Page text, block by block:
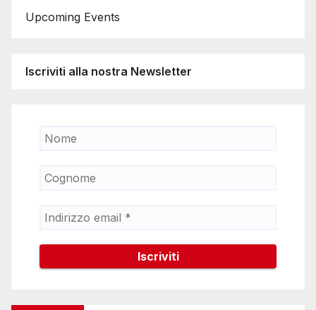
Upcoming Events
Iscriviti alla nostra Newsletter